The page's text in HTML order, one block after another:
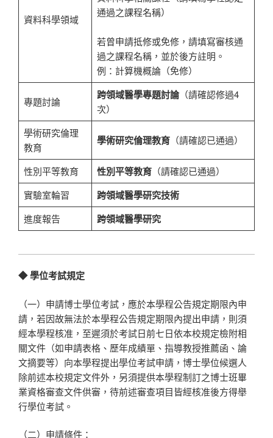
資料科學領域
通過之課程名稱）
若曾申請抵修或免修，請填寫審核通
過之課程名稱，並於後方註明。
例：計算機概論（免修）
專題討論
跨領域醫學專題討論（請確認修過4
次）
學術研究倫理
教育
學術研究倫理教育（請確認已通過）
性別平等教育 性別平等教育（請確認已通過）
實驗室輪習
跨領域醫學研究技術
進度報告 跨領域醫學研究
◆ 學位考試規定
（一）申請博士學位考試，應於本學程公告規定期限內申
請，若因故無法於本學程公告規定期限內提出申請，則須
經本學程核准，至遲須於考試日前七日依本校規定檢附相
關文件（如申請表格、歷年成績單、指導教授推薦函、論
文摘要等）向本學程提出學位考試申請，博士學位候選人
除前述本校規定文件外，另須提供本學程制訂之博士班畢
業資格審查文件供審，待前述審查項目皆經核准後方得舉
行學位考試。
（二）申請條件：